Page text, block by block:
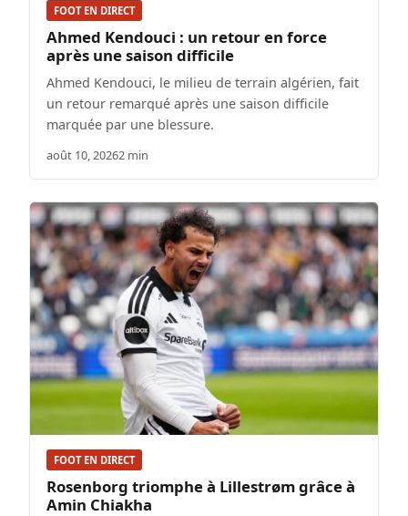
FOOT EN DIRECT
Ahmed Kendouci : un retour en force
après une saison difficile
Ahmed Kendouci, le milieu de terrain algérien, fait
un retour remarqué après une saison difficile
marquée par une blessure.
août 10, 20262 min
FOOT EN DIRECT
Rosenborg triomphe à Lillestrøm grâce à
Amin Chiakha